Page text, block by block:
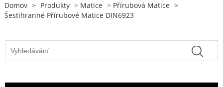
Domov > Produkty > Matice > Přírubová Matice >
Šestihranné Přírubové Matice DIN6923